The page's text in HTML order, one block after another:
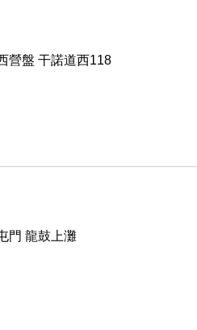
營盤 干諾道西118
門 龍鼓上灘